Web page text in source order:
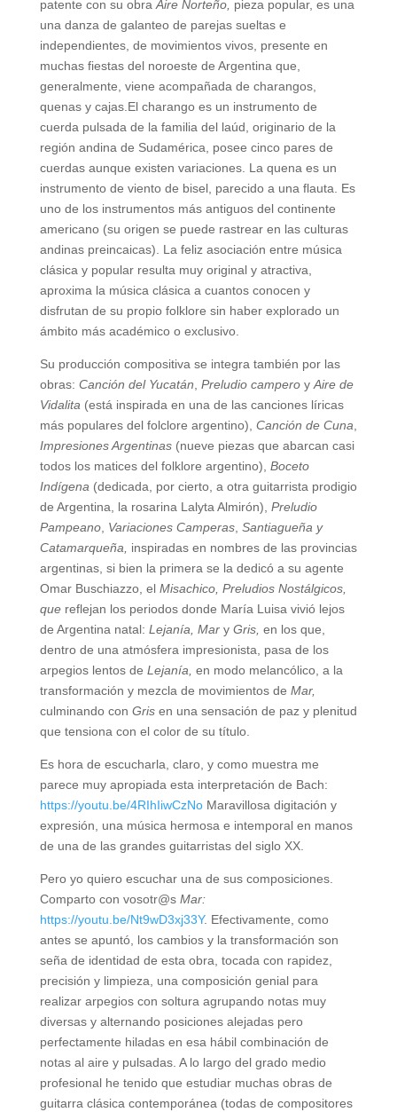
patente con su obra Aire Norteño, pieza popular, es una
una danza de galanteo de parejas sueltas e
independientes, de movimientos vivos, presente en
muchas fiestas del noroeste de Argentina que,
generalmente, viene acompañada de charangos,
quenas y cajas.El charango es un instrumento de
cuerda pulsada de la familia del laúd, originario de la
región andina de Sudamérica, posee cinco pares de
cuerdas aunque existen variaciones. La quena es un
instrumento de viento de bisel, parecido a una flauta. Es
uno de los instrumentos más antiguos del continente
americano (su origen se puede rastrear en las culturas
andinas preincaicas). La feliz asociación entre música
clásica y popular resulta muy original y atractiva,
aproxima la música clásica a cuantos conocen y
disfrutan de su propio folklore sin haber explorado un
ámbito más académico o exclusivo.
Su producción compositiva se integra también por las
obras: Canción del Yucatán Preludio camperoy Aire de
Vidalita (está inspirada en una de las canciones líricas
más populares del folclore argentino), Canción de Cuna
Impresiones Argentinas(nueve piezas que abarcan casi
todos los matices del folklore argentino), Boceto
Indígena (dedicada, por cierto, a otra guitarrista prodigio
de Argentina, la rosarina Lalyta Almirón), Preludio
Pampeano, Variaciones Camperas, Santiagueña y
Catamarqueña, inspiradas en nombres de las provincias
argentinas, si bien la primera se la dedicó a su agente
Omar Buschiazzo, el Misachico, Preludios Nostálgicos,
que reflejan los periodos donde María Luisa vivió lejos
de Argentina natal: Lejanía, Mar y Gris, en los que,
dentro de una atmósfera impresionista, pasa de los
arpegios lentos de Lejanía, en modo melancólico, a la
transformación y mezcla de movimientos de Mar,
culminando con Grisen una sensación de paz y plenitud
que tensiona con el color de su título.
Es hora de escucharla, claro, y como muestra me
parece muy apropiada esta interpretación de Bach:
https://youtu.be/4RIhIiwCzNoMaravillosa digitación y
expresión, una música hermosa e intemporal en manos
de una de las grandes guitarristas del siglo XX.
Pero yo quiero escuchar una de sus composiciones.
Comparto con vosotr@s Mar:
https://youtu.be/Nt9wD3xj33Y. Efectivamente, como
antes se apuntó, los cambios y la transformación son
seña de identidad de esta obra, tocada con rapidez,
precisión y limpieza, una composición genial para
realizar arpegios con soltura agrupando notas muy
diversas y alternando posiciones alejadas pero
perfectamente hiladas en esa hábil combinación de
notas al aire y pulsadas. A lo largo del grado medio
profesional he tenido que estudiar muchas obras de
guitarra clásica contemporánea (todas de compositores